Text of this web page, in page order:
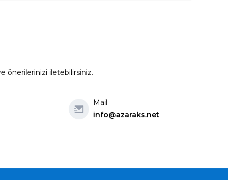
önerilerinizi iletebilirsiniz.
Mail
info@azaraks.net